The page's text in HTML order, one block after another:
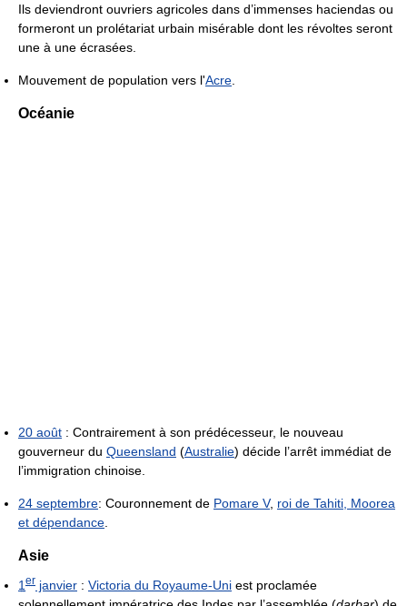
Ils deviendront ouvriers agricoles dans d’immenses haciendas ou
formeront un prolétariat urbain misérable dont les révoltes seront
une à une écrasées.
Mouvement de population vers l'Acre
Océanie
20 août : Contrairement à son prédécesseur, le nouveau
gouverneur du Queensland (Australie) décide l’arrêt immédiat de
l’immigration chinoise.
24 septembre: Couronnement de Pomare V, roi de Tahiti, Moorea
et dépendance
Asie
1 er janvier : Victoria du Royaume-Uni est proclamée